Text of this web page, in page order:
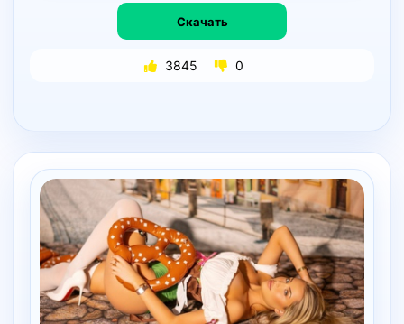
Скачать
3845 0